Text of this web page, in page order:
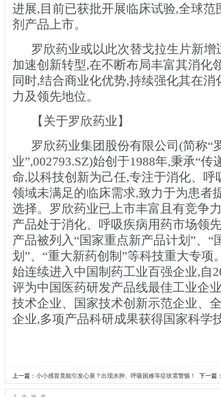
进展,目前已获批开展临床试验,全球范
剂产品上市。
罗欣药业或以此次替戈拉生片新增
加速创新转型,在不断布局丰富其消化
同时,结合商业化优势,持续强化其在
力及领先地位。
【关于罗欣药业】
罗欣药业集团股份有限公司(简称“
业”,002793.SZ)始创于1988年,秉承“传
命,以科技创新为己任,专注于消化、呼
领域未满足的临床需求,致力于为患者
选择。罗欣药业已上市丰富且有竞争
产品处于消化、呼吸疾病用药市场领
产品被列入“国家重点新产品计划”、“
划”、“重大新药创制”等科技重大专项
始连续进入中国制药工业百强企业,自
评为中国医药研发产品线最佳工业企
技术企业、国家技术创新示范企业、
企业,多项产品科研成果获得国家科学
上一篇： 小小感冒竟能引发心衰？出现水肿、呼吸困难等症状需警惕！ 下一篇